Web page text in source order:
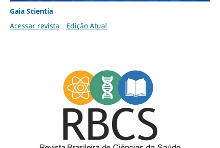
Gaia Scientia
Acessar revista
Edição Atual